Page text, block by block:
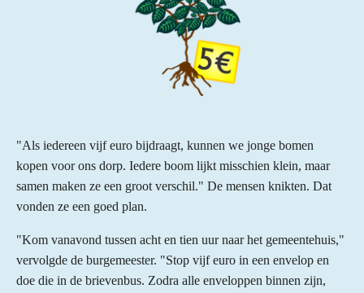
"Als iedereen vijf euro bijdraagt, kunnen we jonge bomen
kopen voor ons dorp. Iedere boom lijkt misschien klein, maar
samen maken ze een groot verschil." De mensen knikten. Dat
vonden ze een goed plan.
"Kom vanavond tussen acht en tien uur naar het gemeentehuis,"
vervolgde de burgemeester. "Stop vijf euro in een envelop en
doe die in de brievenbus. Zodra alle enveloppen binnen zijn,